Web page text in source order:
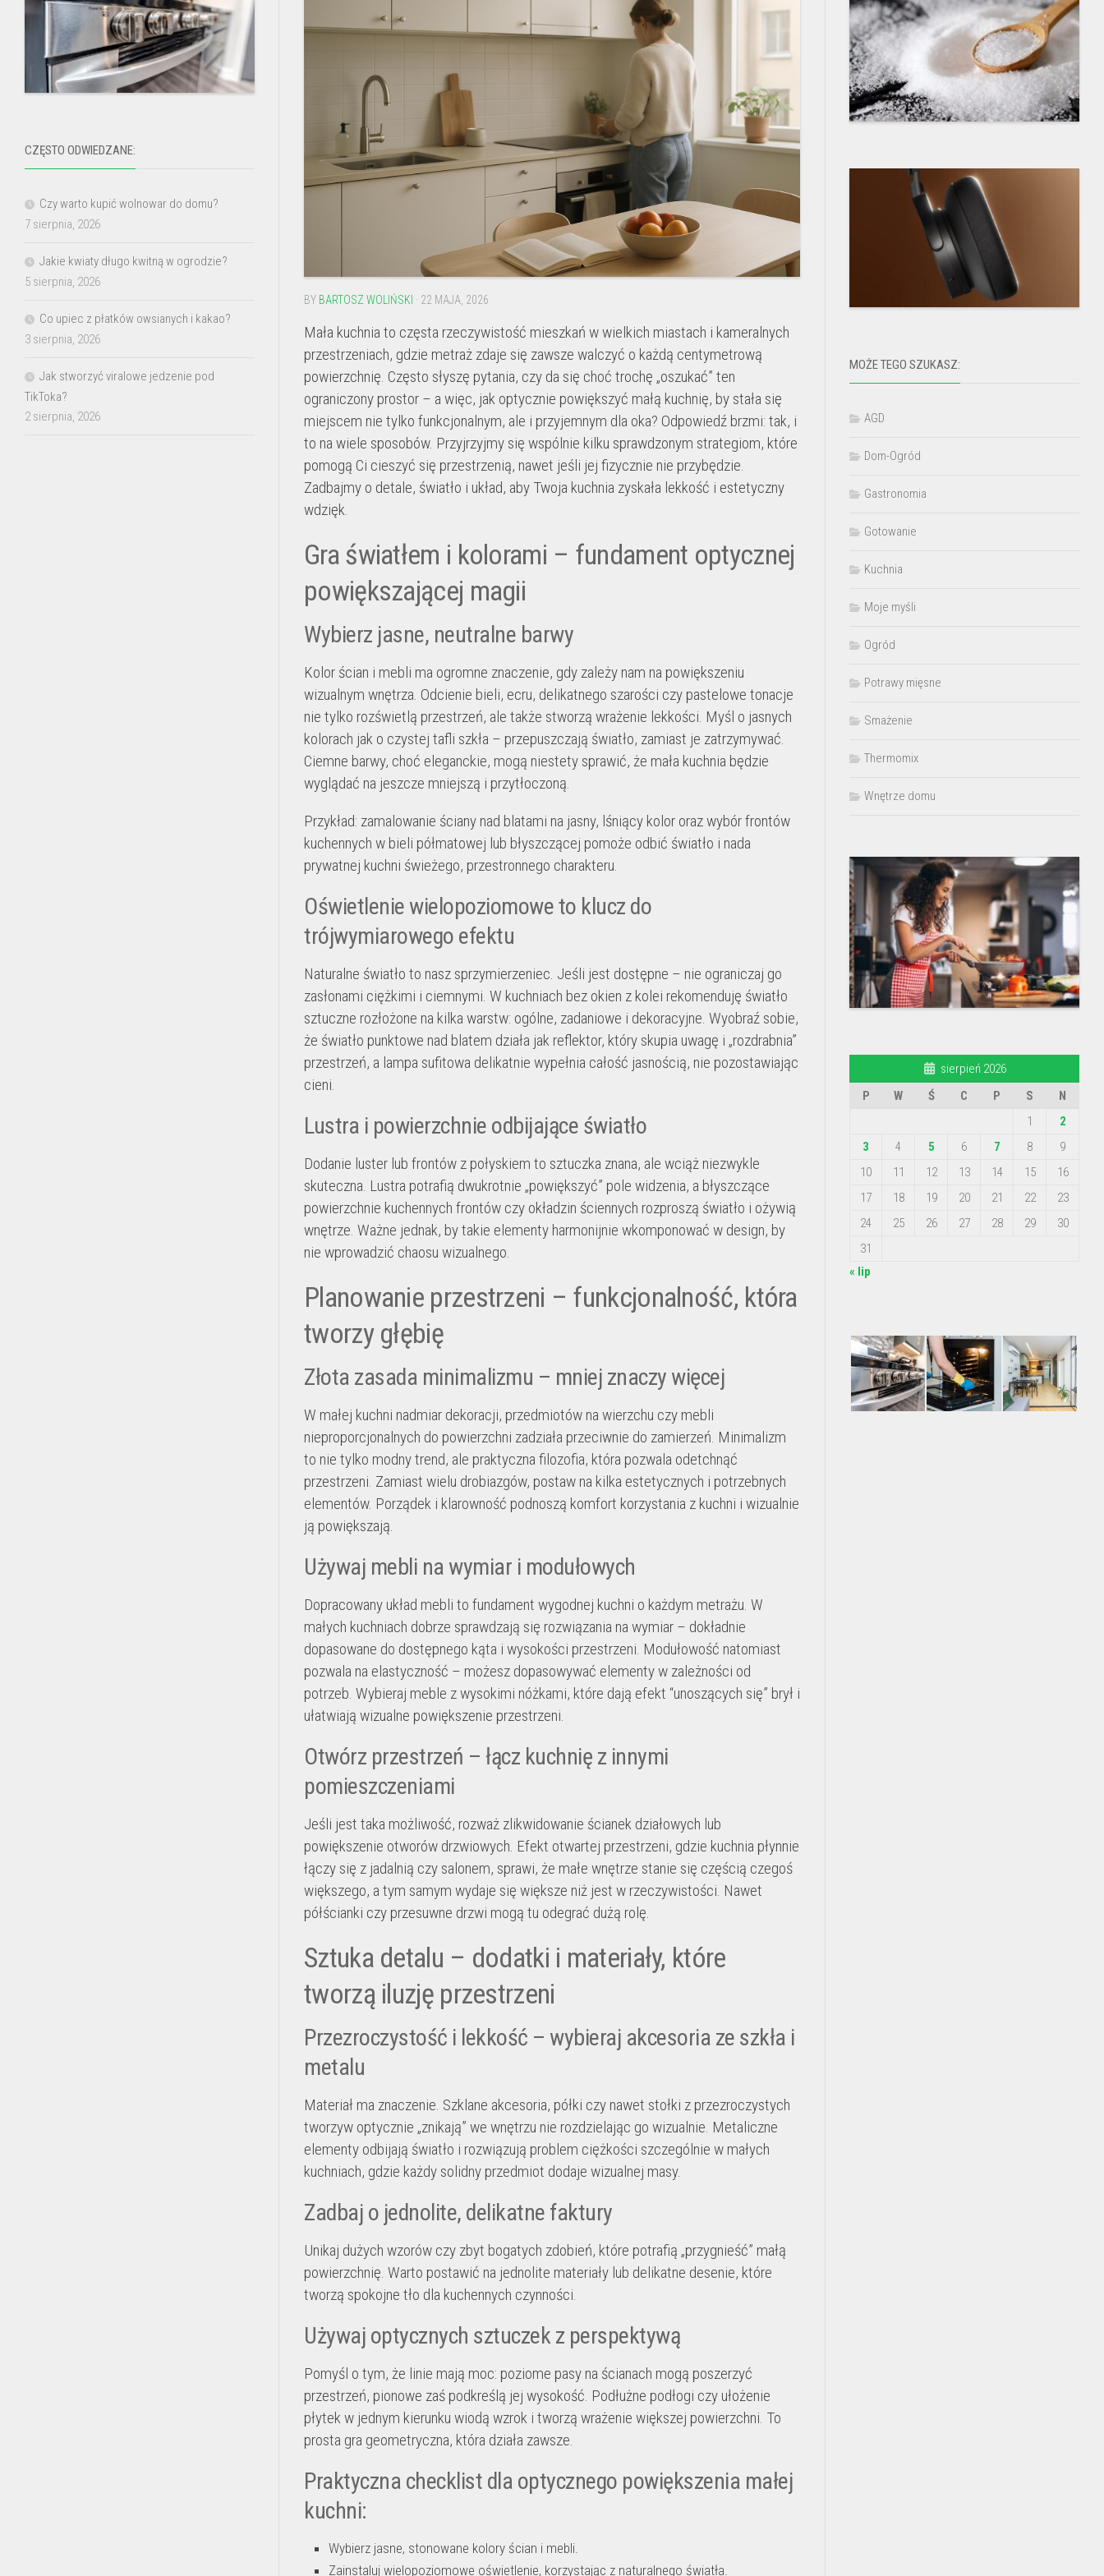
ciepła
ogrzeje
dom
z
grzejnikami?
BY BARTOSZ WOLIŃSKI · 22 MAJA, 2026
Mała kuchnia to częsta rzeczywistość mieszkań w wielkich miastach i kameralnych
przestrzeniach, gdzie metraż zdaje się zawsze walczyć o każdą centymetrową
powierzchnię. Często słyszę pytania, czy da się choć trochę „oszukać” ten
ograniczony prostor – a więc, jak optycznie powiększyć małą kuchnię, by stała się
miejscem nie tylko funkcjonalnym, ale i przyjemnym dla oka? Odpowiedź brzmi: tak, i
to na wiele sposobów. Przyjrzyjmy się wspólnie kilku sprawdzonym strategiom, które
pomogą Ci cieszyć się przestrzenią, nawet jeśli jej fizycznie nie przybędzie.
Zadbajmy o detale, światło i układ, aby Twoja kuchnia zyskała lekkość i estetyczny
wdzięk.
Gra światłem i kolorami – fundament optycznej
powiększającej magii
Wybierz jasne, neutralne barwy
Kolor ścian i mebli ma ogromne znaczenie, gdy zależy nam na powiększeniu
wizualnym wnętrza. Odcienie bieli, ecru, delikatnego szarości czy pastelowe tonacje
nie tylko rozświetlą przestrzeń, ale także stworzą wrażenie lekkości. Myśl o jasnych
kolorach jak o czystej tafli szkła – przepuszczają światło, zamiast je zatrzymywać.
Ciemne barwy, choć eleganckie, mogą niestety sprawić, że mała kuchnia będzie
wyglądać na jeszcze mniejszą i przytłoczoną.
Przykład: zamalowanie ściany nad blatami na jasny, lśniący kolor oraz wybór frontów
kuchennych w bieli półmatowej lub błyszczącej pomoże odbić światło i nada
prywatnej kuchni świeżego, przestronnego charakteru.
Oświetlenie wielopoziomowe to klucz do
trójwymiarowego efektu
Naturalne światło to nasz sprzymierzeniec. Jeśli jest dostępne – nie ograniczaj go
zasłonami ciężkimi i ciemnymi. W kuchniach bez okien z kolei rekomenduję światło
sztuczne rozłożone na kilka warstw: ogólne, zadaniowe i dekoracyjne. Wyobraź sobie,
że światło punktowe nad blatem działa jak reflektor, który skupia uwagę i „rozdrabnia”
przestrzeń, a lampa sufitowa delikatnie wypełnia całość jasnością, nie pozostawiając
cieni.
Lustra i powierzchnie odbijające światło
Dodanie luster lub frontów z połyskiem to sztuczka znana, ale wciąż niezwykle
skuteczna. Lustra potrafią dwukrotnie „powiększyć” pole widzenia, a błyszczące
powierzchnie kuchennych frontów czy okładzin ściennych rozproszą światło i ożywią
wnętrze. Ważne jednak, by takie elementy harmonijnie wkomponować w design, by
nie wprowadzić chaosu wizualnego.
Planowanie przestrzeni – funkcjonalność, która
tworzy głębię
Złota zasada minimalizmu – mniej znaczy więcej
W małej kuchni nadmiar dekoracji, przedmiotów na wierzchu czy mebli
nieproporcjonalnych do powierzchni zadziała przeciwnie do zamierzeń. Minimalizm
to nie tylko modny trend, ale praktyczna filozofia, która pozwala odetchnąć
przestrzeni. Zamiast wielu drobiazgów, postaw na kilka estetycznych i potrzebnych
elementów. Porządek i klarowność podnoszą komfort korzystania z kuchni i wizualnie
ją powiększają.
Używaj mebli na wymiar i modułowych
Dopracowany układ mebli to fundament wygodnej kuchni o każdym metrażu. W
małych kuchniach dobrze sprawdzają się rozwiązania na wymiar – dokładnie
dopasowane do dostępnego kąta i wysokości przestrzeni. Modułowość natomiast
pozwala na elastyczność – możesz dopasowywać elementy w zależności od
potrzeb. Wybieraj meble z wysokimi nóżkami, które dają efekt “unoszących się” brył i
ułatwiają wizualne powiększenie przestrzeni.
Otwórz przestrzeń – łącz kuchnię z innymi
pomieszczeniami
Jeśli jest taka możliwość, rozważ zlikwidowanie ścianek działowych lub
powiększenie otworów drzwiowych. Efekt otwartej przestrzeni, gdzie kuchnia płynnie
łączy się z jadalnią czy salonem, sprawi, że małe wnętrze stanie się częścią czegoś
większego, a tym samym wydaje się większe niż jest w rzeczywistości. Nawet
półścianki czy przesuwne drzwi mogą tu odegrać dużą rolę.
Sztuka detalu – dodatki i materiały, które
tworzą iluzję przestrzeni
Przezroczystość i lekkość – wybieraj akcesoria ze szkła i
metalu
Materiał ma znaczenie. Szklane akcesoria, półki czy nawet stołki z przezroczystych
tworzyw optycznie „znikają” we wnętrzu nie rozdzielając go wizualnie. Metaliczne
elementy odbijają światło i rozwiązują problem ciężkości szczególnie w małych
kuchniach, gdzie każdy solidny przedmiot dodaje wizualnej masy.
Zadbaj o jednolite, delikatne faktury
Unikaj dużych wzorów czy zbyt bogatych zdobień, które potrafią „przygnieść” małą
powierzchnię. Warto postawić na jednolite materiały lub delikatne desenie, które
tworzą spokojne tło dla kuchennych czynności.
Używaj optycznych sztuczek z perspektywą
Pomyśl o tym, że linie mają moc: poziome pasy na ścianach mogą poszerzyć
przestrzeń, pionowe zaś podkreślą jej wysokość. Podłużne podłogi czy ułożenie
płytek w jednym kierunku wiodą wzrok i tworzą wrażenie większej powierzchni. To
prosta gra geometryczna, która działa zawsze.
Praktyczna checklist dla optycznego powiększenia małej
kuchni:
Wybierz jasne, stonowane kolory ścian i mebli.
Zainstaluj wielopoziomowe oświetlenie, korzystając z naturalnego światła.
CZĘSTO ODWIEDZANE:
Czy warto kupić wolnowar do domu?
7 sierpnia, 2026
Jakie kwiaty długo kwitną w ogrodzie?
5 sierpnia, 2026
Co upiec z płatków owsianych i kakao?
3 sierpnia, 2026
Jak stworzyć viralowe jedzenie pod
TikToka?
2 sierpnia, 2026
MOŻE TEGO SZUKASZ:
AGD
Dom-Ogród
Gastronomia
Gotowanie
Kuchnia
Moje myśli
Ogród
Potrawy mięsne
Smażenie
Thermomix
Wnętrze domu
sierpień 2026
P
W Ś C P S
N
1
2
3
4 5 6 7 8
9
10
11 12 13 14 15
16
17
18 19 20 21 22
23
24
25 26 27 28 29
30
31
« lip